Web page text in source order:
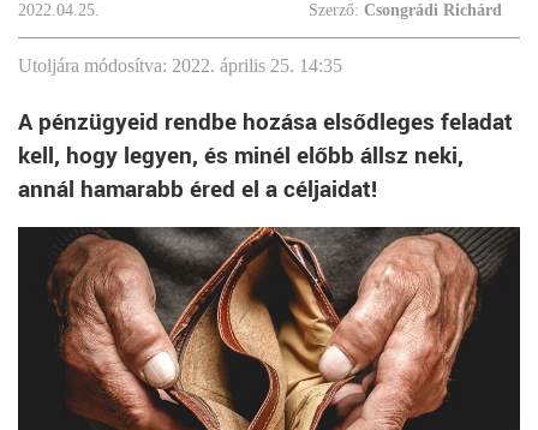
2022.04.25. Szerző: Csongrádi Richárd
Utoljára módosítva: 2022. április 25. 14:35
A pénzügyeid rendbe hozása elsődleges feladat
kell, hogy legyen, és minél előbb állsz neki,
annál hamarabb éred el a céljaidat!